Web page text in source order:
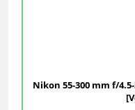
Nikon 55-300 mm f/